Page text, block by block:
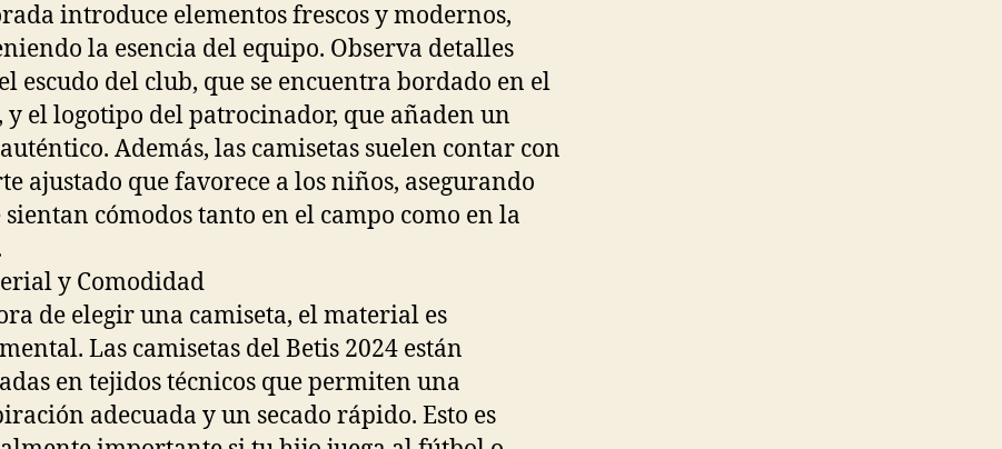
introduce elementos frescos y modernos,
la esencia del equipo. Observa detalles
escudo del club, que se encuentra bordado en el
y el logotipo del patrocinador, que añaden un
Además, las camisetas suelen contar con
ajustado que favorece a los niños, asegurando
sientan cómodos tanto en el campo como en la
y Comodidad
de elegir una camiseta, el material es
Las camisetas del Betis 2024 están
en tejidos técnicos que permiten una
adecuada y un secado rápido. Esto es